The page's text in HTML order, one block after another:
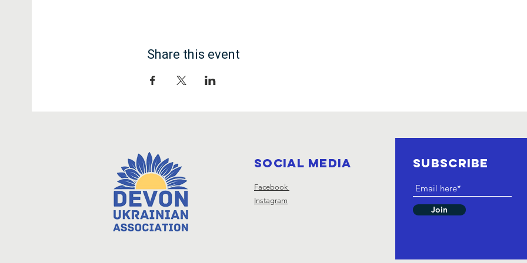
Share this event
Social Media
Facebook
Instagram
SUBSCRIBE
Join